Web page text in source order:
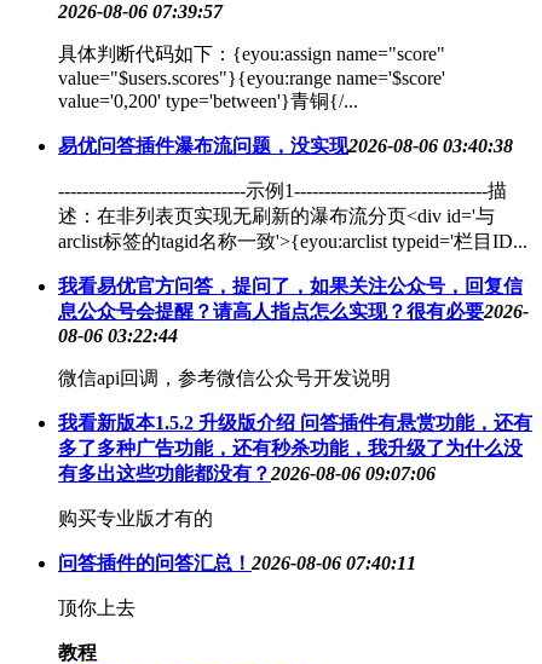
2026-08-06 07:39:57
具体判断代码如下：{eyou:assign name="score"
value="$users.scores"}{eyou:range name='$score'
value='0,200' type='between'}青铜{/...
易优问答插件瀑布流问题，没实现2026-08-06 03:40:38
-------------------------------示例1--------------------------------描
述：在非列表页实现无刷新的瀑布流分页<div id='与
arclist标签的tagid名称一致'>{eyou:arclist typeid='栏目ID...
我看易优官方问答，提问了，如果关注公众号，回复信
息公众号会提醒？请高人指点怎么实现？很有必要2026-
08-06 03:22:44
微信api回调，参考微信公众号开发说明
我看新版本1.5.2 升级版介绍 问答插件有悬赏功能，还有
多了多种广告功能，还有秒杀功能，我升级了为什么没
有多出这些功能都没有？2026-08-06 09:07:06
购买专业版才有的
问答插件的问答汇总！ 2026-08-06 07:40:11
顶你上去
教程